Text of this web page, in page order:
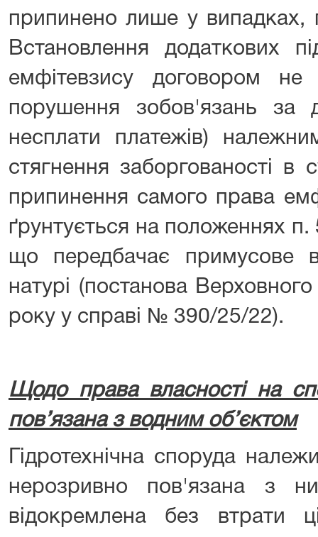
припинено лише у випадках,
Встановлення додаткових
емфітевзису договором не
порушення зобов'язань за
несплати платежів)
стягнення заборгованості в
припинення самого права
ґрунтується на положеннях
що передбачає примусове
натурі (постанова
року у справі № 390/25/22).
Щодо права власності на
пов’язана з водним об’єктом
Гідротехнічна споруда
нерозривно пов'язана з
відокремлена без втрати